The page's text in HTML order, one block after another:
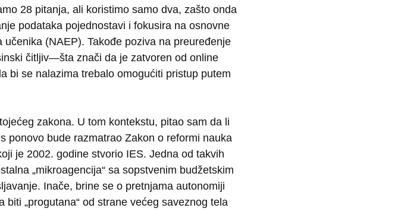
28 pitanja, ali koristimo samo dva, zašto onda
podataka pojednostavi i fokusira na osnovne
(NAEP). Takođe poziva na preuređenje
čitljiv—šta znači da je zatvoren od online
bi se nalazima trebalo omogućiti pristup putem
zakona. U tom kontekstu, pitao sam da li
ponovo bude razmatrao Zakon o reformi nauka
je 2002. godine stvorio IES. Jedna od takvih
„mikroagencija“ sa sopstvenim budžetskim
Inače, brine se o pretnjama autonomiji
„progutana“ od strane većeg saveznog tela